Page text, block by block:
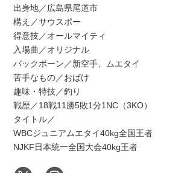
出身地／広島県尾道市
構え／サウスポー
得意技／オールマイティ
入場曲／オリジナル
バックボーン／新空手、ムエタイ
苦手なもの／おばけ
趣味・特技／釣り
戦歴／18戦11勝5敗1分1NC（3KO）
タイトル／
WBCジュニアムエタイ40kg全国王者
NJKF日本統一全国大会40kg王者